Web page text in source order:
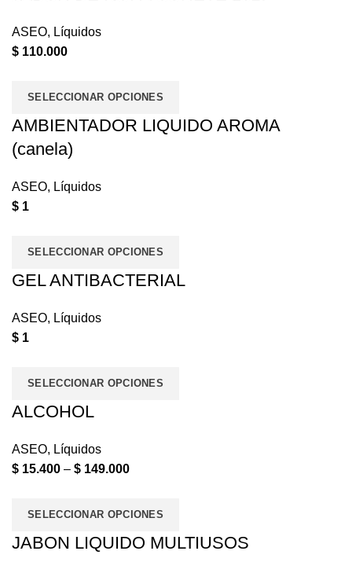
ASEO, Líquidos
$ 110.000
SELECCIONAR OPCIONES
AMBIENTADOR LIQUIDO AROMA
(canela)
ASEO, Líquidos
$ 1
SELECCIONAR OPCIONES
GEL ANTIBACTERIAL
ASEO, Líquidos
$ 1
SELECCIONAR OPCIONES
ALCOHOL
ASEO, Líquidos
$ 15.400 – $ 149.000
SELECCIONAR OPCIONES
JABON LIQUIDO MULTIUSOS